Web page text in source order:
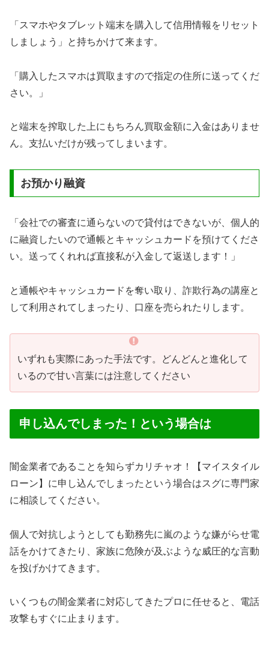
「スマホやタブレット端末を購入して信用情報をリセット
しましょう」と持ちかけて来ます。
「購入したスマホは買取ますので指定の住所に送ってくだ
さい。」
と端末を搾取した上にもちろん買取金額に入金はありませ
ん。支払いだけが残ってしまいます。
お預かり融資
「会社での審査に通らないので貸付はできないが、個人的
に融資したいので通帳とキャッシュカードを預けてくださ
い。送ってくれれば直接私が入金して返送します！」
と通帳やキャッシュカードを奪い取り、詐欺行為の講座と
して利用されてしまったり、口座を売られたりします。
いずれも実際にあった手法です。どんどんと進化して
いるので甘い言葉には注意してください
申し込んでしまった！という場合は
闇金業者であることを知らずカリチャオ！【マイスタイル
ローン】に申し込んでしまったという場合はスグに専門家
に相談してください。
個人で対抗しようとしても勤務先に嵐のような嫌がらせ電
話をかけてきたり、家族に危険が及ぶような威圧的な言動
を投げかけてきます。
いくつもの闇金業者に対応してきたプロに任せると、電話
攻撃もすぐに止まります。